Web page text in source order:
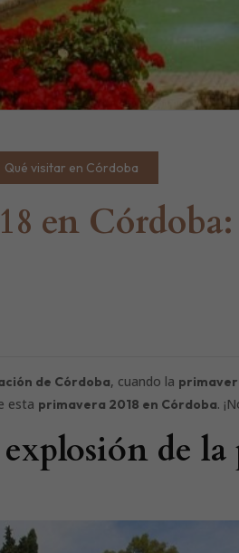
Qué visitar en Córdoba
en
de Córdoba, cuando la
esta primavera 2018 en Córdoba.
de la